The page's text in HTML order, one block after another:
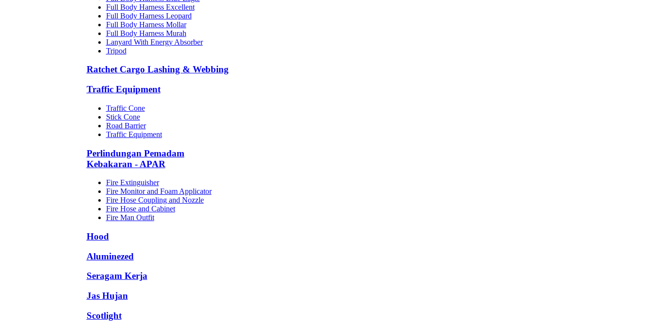
Full Body Harness Excellent
Full Body Harness Leopard
Full Body Harness Mollar
Full Body Harness Murah
Lanyard With Energy Absorber
Tripod
Ratchet Cargo Lashing & Webbing
Traffic Equipment
Traffic Cone
Stick Cone
Road Barrier
Traffic Equipment
Perlindungan Pemadam
Kebakaran - APAR
Fire Extinguisher
Fire Monitor and Foam Applicator
Fire Hose Coupling and Nozzle
Fire Hose and Cabinet
Fire Man Outfit
Hood
Aluminezed
Seragam Kerja
Jas Hujan
Scotlight